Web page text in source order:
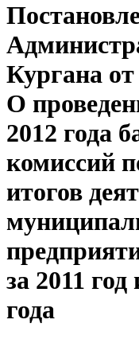
Кургана
О
2012 года
комиссий
итогов
за 2011
года